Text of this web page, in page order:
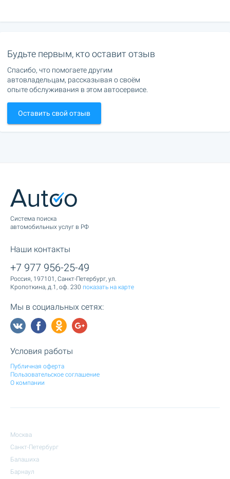
Будьте первым, кто оставит отзыв
Спасибо, что помогаете другим
автовладельцам, рассказывая о своём
опыте обслуживания в этом автосервисе.
Оставить свой отзыв
Cистема поиска
автомобильных услуг в РФ
Наши контакты
+7 977 956-25-49
Россия, 197101, Санкт-Петербург, ул.
Кропоткина, д.1, оф. 230 показать на карте
Мы в социальных сетях:
Условия работы
Публичная оферта
Пользовательское соглашение
О компании
Москва
Санкт-Петербург
Балашиха
Барнаул